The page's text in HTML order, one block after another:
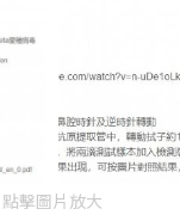
點擊圖片放大